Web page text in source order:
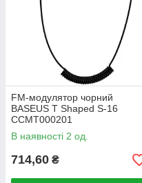
FM-модулятор чорний
BASEUS T Shaped S-16
CCMT000201
В наявності 2 од.
714,60 ₴